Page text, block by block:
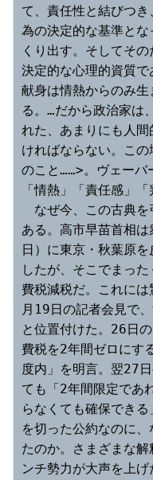
て、責任性と結びつ
為の決定的な基準と
くり出す。そしてそ
決定的な心理的資質
献身は情熱からのみ
る。…だから政治家は
れた、あまりにも人
ければならない。こ
のこと……>。ヴェーバ
「情熱」「責任感」
なぜ今、この古典を
ある。高市早苗首相
日）に東京・秋葉原
したが、そこでまっ
費税減税だ。これに
月19日の記者会見で
と位置付けた。26日
費税を2年間ゼロにす
度内」を明言。翌27
ても「2年間限定であ
らなくても確保でき
を切った公約なのに
たのか。さまざまな
ンチ勢力が大声を上